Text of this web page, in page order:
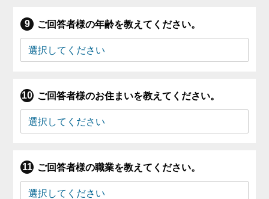
ご回答者様の年齢を教えてください。
ご回答者様のお住まいを教えてください。
ご回答者様の職業を教えてください。